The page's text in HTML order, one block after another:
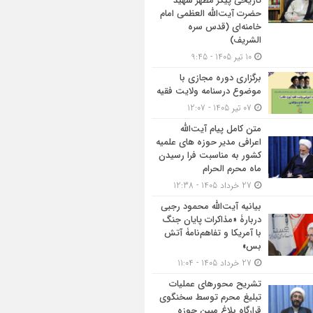
حضرت آیت‌الله العظمی امام
خامنه‌ای (قدس سره
الشریف)
برگزاری دوره مجازی با
موضوع درسنامه ولایت فقیه
متن کامل پیام آیت‌الله
اعرافی مدیر حوزه های علمیه
کشور به مناسبت فرا رسیدن
ماه محرم الحرام
بیانیه آیت‌الله محمود رجبی
دربارۀ «مذاکرات پایان جنگ
با آمریکا و تفاهم‌نامۀ آتش
بس»
تشریح محورهای عملیات
تبلیغ محرم توسط سخنگوی